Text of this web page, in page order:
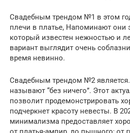
Свадебным трендом №1 в этом
плечи в платье, Напоминают они
который известен нежностью и
вариант выглядит очень
время невинно.
Свадебным трендом №2
называют “без ничего”. Этот
позволит продемонстрировать
подчеркнет красоту невесты. В
минимализма предоставляет